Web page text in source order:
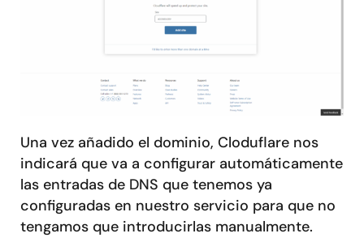
Una vez añadido el dominio, Cloduflare nos
indicará que va a configurar automáticamente
las entradas de DNS que tenemos ya
configuradas en nuestro servicio para que no
tengamos que introducirlas manualmente.